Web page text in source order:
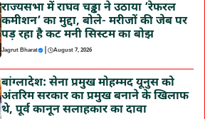
राज्यसभा में राघव चड्ढा ने उठाया ‘रेफरल
कमीशन’ का मुद्दा, बोले- मरीजों की जेब पर
पड़ रहा है कट मनी सिस्टम का बोझ
Jagrut Bharat | August 7, 2026
बांग्लादेश: सेना प्रमुख मोहम्मद यूनुस को
अंतरिम सरकार का प्रमुख बनाने के खिलाफ
थे, पूर्व कानून सलाहकार का दावा